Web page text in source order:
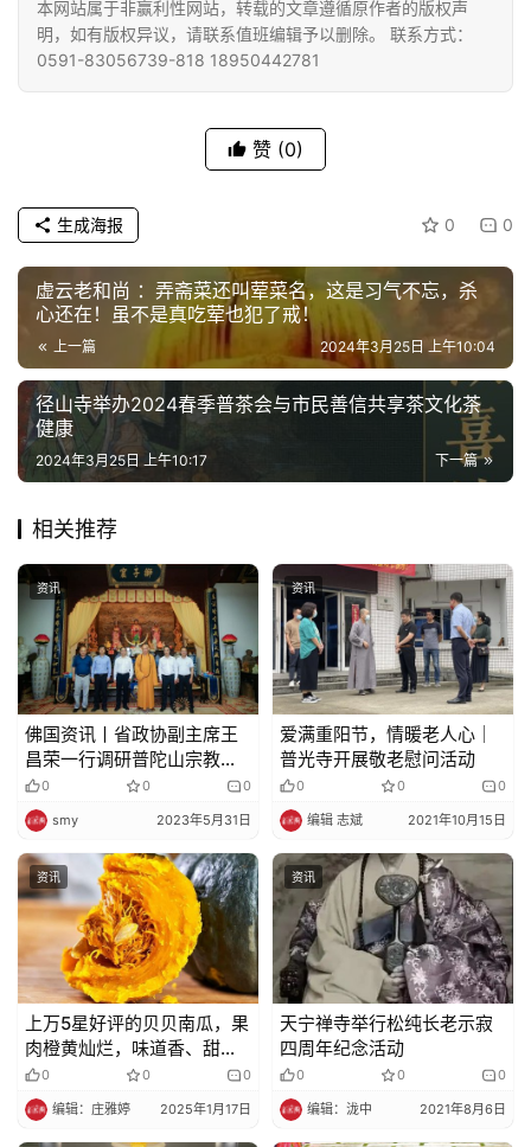
本网站属于非赢利性网站，转载的文章遵循原作者的版权声
明，如有版权异议，请联系值班编辑予以删除。 联系方式：
0591-83056739-818 18950442781
赞 (0)
0 0
生成海报
虚云老和尚 ：弄斋菜还叫荤菜名，这是习气不忘，杀
心还在！虽不是真吃荤也犯了戒！
上一篇 2024年3月25日 上午10:04
径山寺举办2024春季普茶会与市民善信共享茶文化茶
健康
下一篇
2024年3月25日 上午10:17
相关推荐
资讯
佛国资讯丨省政协副主席王
昌荣一行调研普陀山宗教工
作0 0 0
smy 2023年5月31日
资讯
爱满重阳节，情暖老人心│
普光寺开展敬老慰问活动
0 0 0
编辑 志斌 2021年10月15日
资讯
上万5星好评的贝贝南瓜，果
肉橙黄灿烂，味道香、甜、
粉、糯，让人一口沦陷！！
0 0 0
编辑：庄雅婷 2025年1月17日
资讯
天宁禅寺举行松纯长老示寂
四周年纪念活动
0 0 0
编辑：泷中 2021年8月6日